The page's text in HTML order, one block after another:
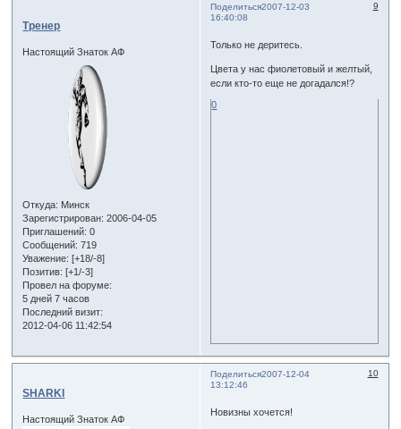
Поделиться 9
2007-12-03
16:40:08
Тренер
Настоящий Знаток АФ
Откуда: Минск
Зарегистрирован: 2006-04-05
Приглашений: 0
Сообщений: 719
Уважение: [+18/-8]
Позитив: [+1/-3]
Провел на форуме:
5 дней 7 часов
Последний визит:
2012-04-06 11:42:54
Только не деритесь.
Цвета у нас фиолетовый и желтый,
если кто-то еще не догадался!?
0
Поделиться 10
2007-12-04
13:12:46
SHARKI
Настоящий Знаток АФ
Новизны хочется!